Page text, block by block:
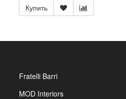
Купить
Fratelli Barri
MOD Interiors